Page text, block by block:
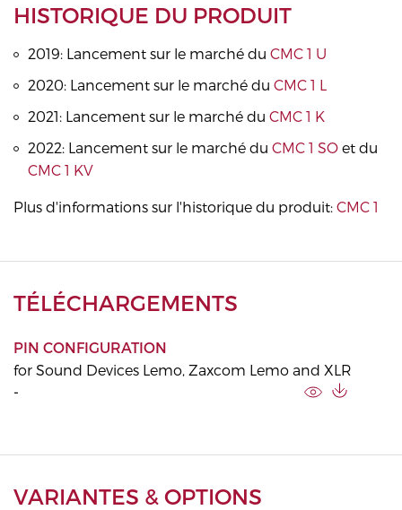
HISTORIQUE DU PRODUIT
2019: Lancement sur le marché du CMC 1 U
2020: Lancement sur le marché du CMC 1 L
2021: Lancement sur le marché du CMC 1 K
2022: Lancement sur le marché du CMC 1 SO et du
CMC 1 KV
Plus d'informations sur l'historique du produit: CMC 1
TÉLÉCHARGEMENTS
PIN CONFIGURATION
for Sound Devices Lemo, Zaxcom Lemo and XLR
-
VARIANTES & OPTIONS